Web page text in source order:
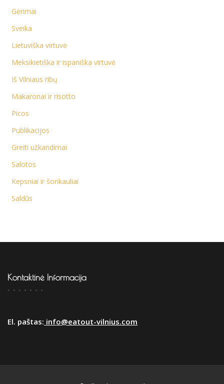
Gėrimai
Sveika
Lietuviška virtuvė
Meksikietiška ir ispaniška virtuvė
Iš Vilniaus ribų
Makaronai ir risotto
Picos
Publikacijos
Greiti užkandimai
Salotos
Kepsniai ir šonkauliai
Saldūs
Kontaktinė Informacija
El. paštas: info@eatout-vilnius.com